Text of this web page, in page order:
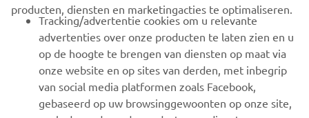
BUSINESS
MEER YAMAHA
SUPPORT
producten, diensten en marketingacties te optimaliseren.
Tracking/advertentie cookies om u relevante
advertenties over onze producten te laten zien en u
op de hoogte te brengen van diensten op maat via
onze website en op sites van derden, met inbegrip
van social media platformen zoals Facebook,
gebaseerd op uw browsinggewoonten op onze site,